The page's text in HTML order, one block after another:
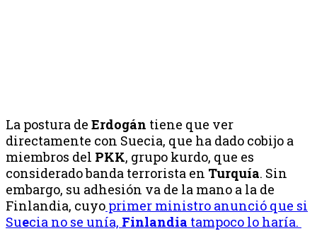
La postura de Erdogán tiene que ver
directamente con Suecia, que ha dado cobijo a
miembros del PKK, grupo kurdo, que es
considerado banda terrorista en Turquía. Sin
embargo, su adhesión va de la mano a la de
Finlandia, cuyo primer ministro anunció que si
Suecia no se unía, Finlandia tampoco lo haría.